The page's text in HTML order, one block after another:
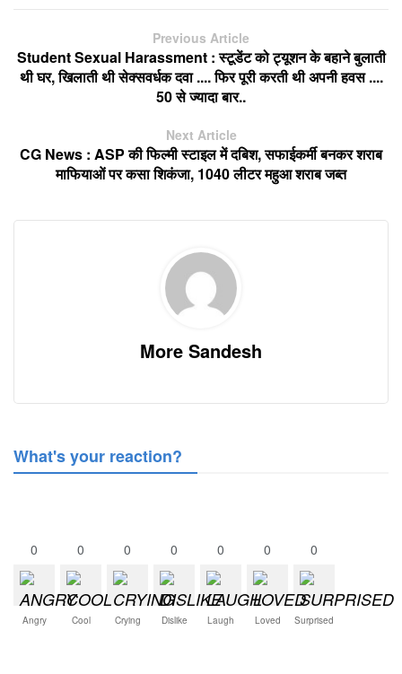
Previous Article
Student Sexual Harassment : स्टूडेंट को ट्यूशन के बहाने बुलाती
थी घर, खिलाती थी सेक्सवर्धक दवा .... फिर पूरी करती थी अपनी हवस ....
50 से ज्यादा बार..
Next Article
CG News : ASP की फिल्मी स्टाइल में दबिश, सफाईकर्मी बनकर शराब
माफियाओं पर कसा शिकंजा, 1040 लीटर महुआ शराब जब्त
More Sandesh
What's your reaction?
0
Angry
0
Cool
0
Crying
0
Dislike
0
Laugh
0
Loved
0
Surprised